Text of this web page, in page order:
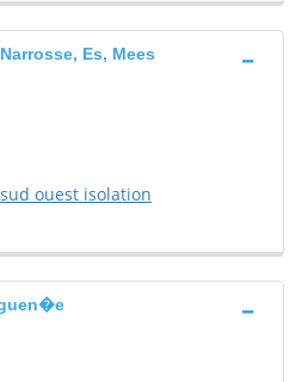
Es, Mees
ouest isolation